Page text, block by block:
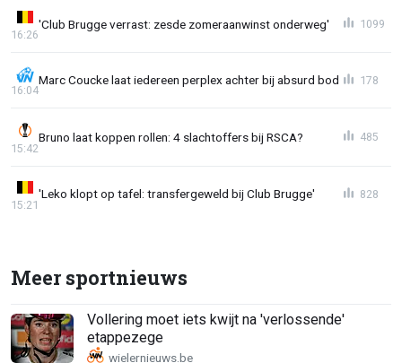
'Club Brugge verrast: zesde zomeraanwinst onderweg'
16:26
1099
Marc Coucke laat iedereen perplex achter bij absurd bod
16:04
178
Bruno laat koppen rollen: 4 slachtoffers bij RSCA?
15:42
485
'Leko klopt op tafel: transfergeweld bij Club Brugge'
15:21
828
Meer sportnieuws
Vollering moet iets kwijt na 'verlossende'
etappezege